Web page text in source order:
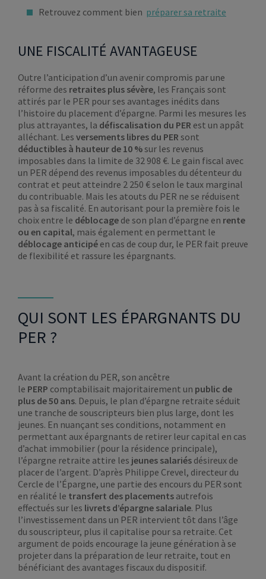
Retrouvez comment bien préparer sa retraite
UNE FISCALITÉ AVANTAGEUSE
Outre l’anticipation d’un avenir compromis par une
réforme des retraites plus sévère, les Français sont
attirés par le PER pour ses avantages inédits dans
l’histoire du placement d’épargne. Parmi les mesures les
plus attrayantes, la défiscalisation du PER est un appât
alléchant. Les versements libres du PER sont
déductibles à hauteur de 10 %sur les revenus
imposables dans la limite de 32 908 €. Le gain fiscal avec
un PER dépend des revenus imposables du détenteur du
contrat et peut atteindre 2 250 € selon le taux marginal
du contribuable. Mais les atouts du PER ne se réduisent
pas à sa fiscalité. En autorisant pour la première fois le
choix entre le déblocage de son plan d’épargne en rente
ou en capital, mais également en permettant le
déblocage anticipé en cas de coup dur, le PER fait preuve
de flexibilité et rassure les épargnants.
QUI SONT LES ÉPARGNANTS DU
PER ?
Avant la création du PER, son ancêtre
le PERP comptabilisait majoritairement un public de
plus de 50 ans. Depuis, le plan d’épargne retraite séduit
une tranche de souscripteurs bien plus large, dont les
jeunes. En nuançant ses conditions, notamment en
permettant aux épargnants de retirer leur capital en cas
d’achat immobilier (pour la résidence principale),
l’épargne retraite attire les jeunes salariés désireux de
placer de l’argent. D’après Philippe Crevel, directeur du
Cercle de l’Épargne, une partie des encours du PER sont
en réalité le transfert des placements autrefois
effectués sur les livrets d’épargne salariale. Plus
l’investissement dans un PER intervient tôt dans l’âge
du souscripteur, plus il capitalise pour sa retraite. Cet
argument de poids encourage la jeune génération à se
projeter dans la préparation de leur retraite, tout en
bénéficiant des avantages fiscaux du dispositif.